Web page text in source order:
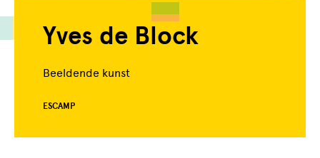
Yves de Block
Beeldende kunst
ESCAMP